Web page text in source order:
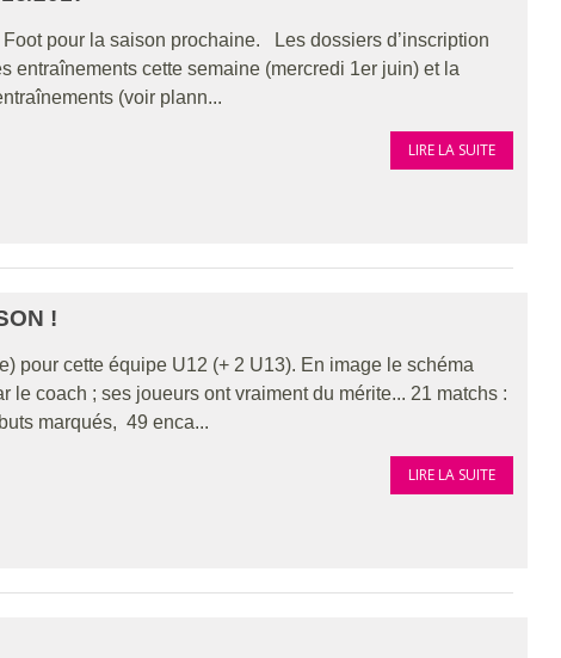
pour la saison prochaine. Les dossiers d’inscription
entraînements cette semaine (mercredi 1er juin) et la
(voir plann...
LIRE LA SUITE
!
pour cette équipe U12 (+ 2 U13). En image le schéma
le coach ; ses joueurs ont vraiment du mérite... 21 matchs :
marqués, 49 enca...
LIRE LA SUITE